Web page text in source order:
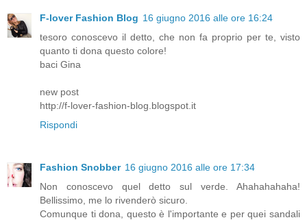
F-lover Fashion Blog 16 giugno 2016 alle ore 16:24
tesoro conoscevo il detto, che non fa proprio per te, visto
quanto ti dona questo colore!
baci Gina
new post
http://f-lover-fashion-blog.blogspot.it
Rispondi
Fashion Snobber 16 giugno 2016 alle ore 17:34
Non conoscevo quel detto sul verde. Ahahahahaha!
Bellissimo, me lo rivenderò sicuro.
Comunque ti dona, questo è l'importante e per quei sandali